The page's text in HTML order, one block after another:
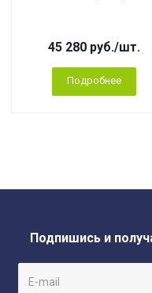
45 280 руб./шт.
Подробнее
Подпишись и